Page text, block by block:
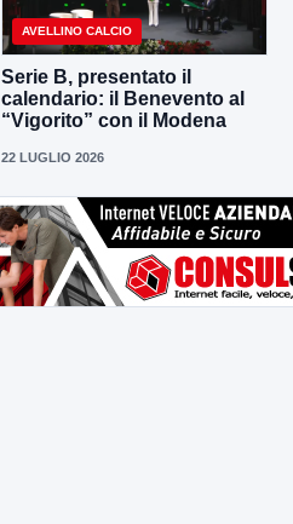
AVELLINO CALCIO
Serie B, presentato il
calendario: il Benevento al
“Vigorito” con il Modena
22 LUGLIO 2026